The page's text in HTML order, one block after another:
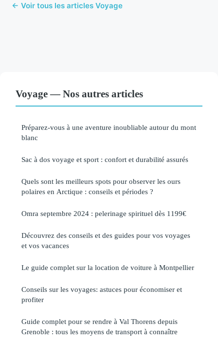
← Voir tous les articles Voyage
Voyage — Nos autres articles
Préparez-vous à une aventure inoubliable autour du mont
blanc
Sac à dos voyage et sport : confort et durabilité assurés
Quels sont les meilleurs spots pour observer les ours
polaires en Arctique : conseils et périodes ?
Omra septembre 2024 : pelerinage spirituel dès 1199€
Découvrez des conseils et des guides pour vos voyages
et vos vacances
Le guide complet sur la location de voiture à Montpellier
Conseils sur les voyages: astuces pour économiser et
profiter
Guide complet pour se rendre à Val Thorens depuis
Grenoble : tous les moyens de transport à connaître